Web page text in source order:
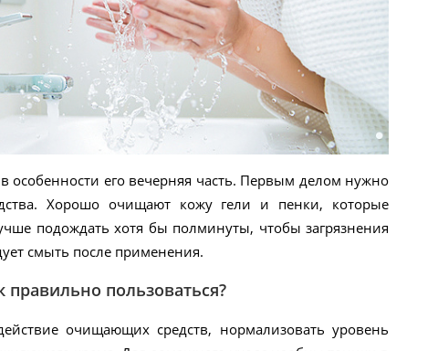
особенности его вечерняя часть. Первым делом нужно
Хорошо очищают кожу гели и пенки, которые
подождать хотя бы полминуты, чтобы загрязнения
смыть после применения.
пользоваться?
очищающих средств, нормализовать уровень